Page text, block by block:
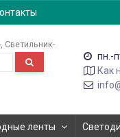
Светильник-
пн.-
Как
ленты